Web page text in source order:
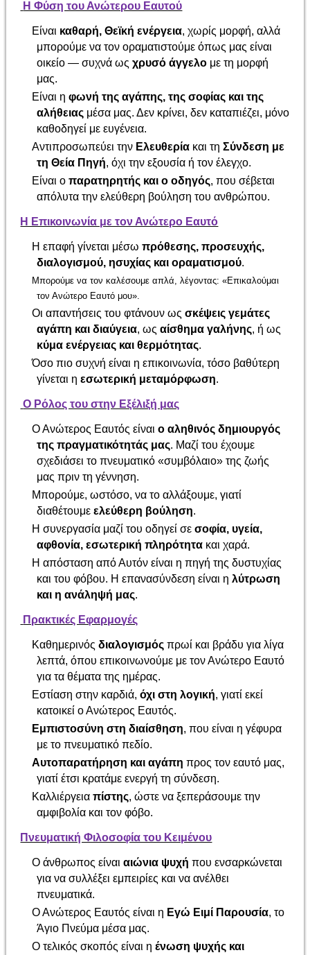
Η Φύση του Ανώτερου Εαυτού
Είναι καθαρή, Θεϊκή ενέργεια, χωρίς μορφή, αλλά
μπορούμε να τον οραματιστούμε όπως μας είναι
οικείο — συχνά ωςχρυσό άγγελο με τη μορφή
μας.
Είναι ηφωνή της αγάπης, της σοφίας και της
αλήθειας μέσα μας. Δεν κρίνει, δεν καταπιέζει, μόνο
καθοδηγεί με ευγένεια.
Αντιπροσωπεύει την Ελευθερία και τηΣύνδεση με
τη Θεία Πηγή, όχι την εξουσία ή τον έλεγχο.
Είναι οπαρατηρητής και ο οδηγός, που σέβεται
απόλυτα την ελεύθερη βούληση του ανθρώπου.
Η Επικοινωνία με τον Ανώτερο Εαυτό
Η επαφή γίνεται μέσωπρόθεσης, προσευχής,
διαλογισμού, ησυχίας και οραματισμού.
Μπορούμε να τον καλέσουμε απλά, λέγοντας: «Επικαλούμαι
τον Ανώτερο Εαυτό μου».
Οι απαντήσεις του φτάνουν ωςσκέψεις γεμάτες
αγάπη και διαύγεια, ωςαίσθημα γαλήνης, ή ως
κύμα ενέργειας και θερμότητας.
Όσο πιο συχνή είναι η επικοινωνία, τόσο βαθύτερη
γίνεται ηεσωτερική μεταμόρφωση.
Ο Ρόλος του στην Εξέλιξή μας
Ο Ανώτερος Εαυτός είναιο αληθινός δημιουργός
της πραγματικότητάς μας. Μαζί του έχουμε
σχεδιάσει το πνευματικό «συμβόλαιο» της ζωής
μας πριν τη γέννηση.
Μπορούμε, ωστόσο, να το αλλάξουμε, γιατί
διαθέτουμεελεύθερη βούληση.
Η συνεργασία μαζί του οδηγεί σεσοφία, υγεία,
αφθονία, εσωτερική πληρότητα και χαρά.
Η απόσταση από Αυτόν είναι η πηγή της δυστυχίας
και του φόβου. Η επανασύνδεση είναι ηλύτρωση
και η ανάληψή μας.
Πρακτικές Εφαρμογές
Καθημερινόςδιαλογισμός πρωί και βράδυ για λίγα
λεπτά, όπου επικοινωνούμε με τον Ανώτερο Εαυτό
για τα θέματα της ημέρας.
Εστίαση στην καρδιά,όχι στη λογική, γιατί εκεί
κατοικεί ο Ανώτερος Εαυτός.
Εμπιστοσύνη στη διαίσθηση, που είναι η γέφυρα
με το πνευματικό πεδίο.
Αυτοπαρατήρηση και αγάπη προς τον εαυτό μας,
γιατί έτσι κρατάμε ενεργή τη σύνδεση.
Καλλιέργειαπίστης, ώστε να ξεπεράσουμε την
αμφιβολία και τον φόβο.
Πνευματική Φιλοσοφία του Κειμένου
Ο άνθρωπος είναιαιώνια ψυχή που ενσαρκώνεται
για να συλλέξει εμπειρίες και να ανέλθει
πνευματικά.
Ο Ανώτερος Εαυτός είναι η Εγώ Ειμί Παρουσία, το
Άγιο Πνεύμα μέσα μας.
Ο τελικός σκοπός είναι ηένωση ψυχής και